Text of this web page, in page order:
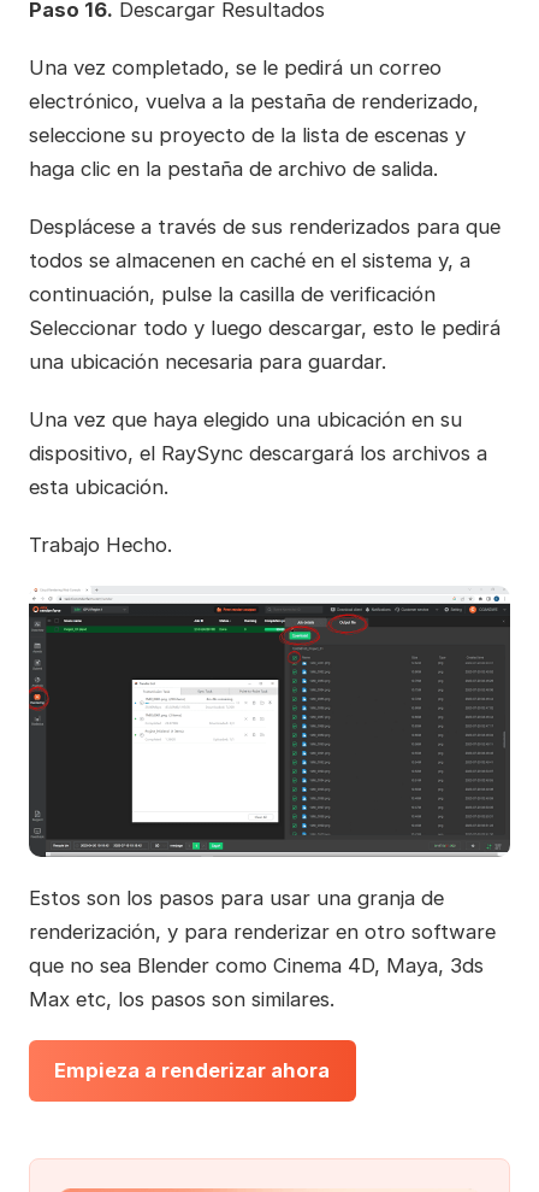
Paso 16. Descargar Resultados
Una vez completado, se le pedirá un correo
electrónico, vuelva a la pestaña de renderizado,
seleccione su proyecto de la lista de escenas y
haga clic en la pestaña de archivo de salida.
Desplácese a través de sus renderizados para que
todos se almacenen en caché en el sistema y, a
continuación, pulse la casilla de verificación
Seleccionar todo y luego descargar, esto le pedirá
una ubicación necesaria para guardar.
Una vez que haya elegido una ubicación en su
dispositivo, el RaySync descargará los archivos a
esta ubicación.
Trabajo Hecho.
Estos son los pasos para usar una granja de
renderización, y para renderizar en otro software
que no sea Blender como Cinema 4D, Maya, 3ds
Max etc, los pasos son similares.
Empieza a renderizar ahora